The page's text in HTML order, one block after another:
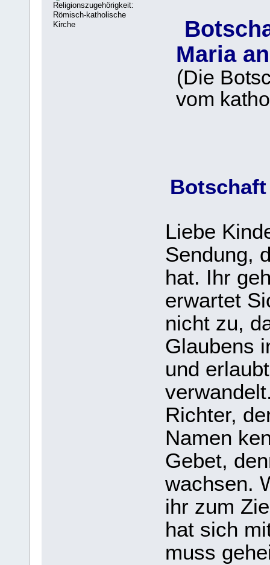
Religionszugehörigkeit:
Römisch-katholische
Kirche
Maria
(Die
vom
Botschaft
Liebe
Sendung,
hat. Ihr
erwartet
nicht zu,
Glaubens
und
Richter,
Namen
Gebet,
wachsen.
ihr zum
hat sich
muss